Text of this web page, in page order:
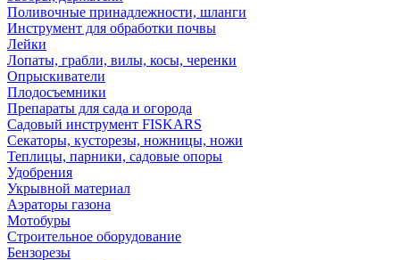
Поливочные принадлежности, шланги
Инструмент для обработки почвы
Лейки
Лопаты, грабли, вилы, косы, черенки
Опрыскиватели
Плодосъемники
Препараты для сада и огорода
Садовый инструмент FISKARS
Секаторы, кусторезы, ножницы, ножи
Теплицы, парники, садовые опоры
Удобрения
Укрывной материал
Аэраторы газона
Мотобуры
Строительное оборудование
Бензорезы